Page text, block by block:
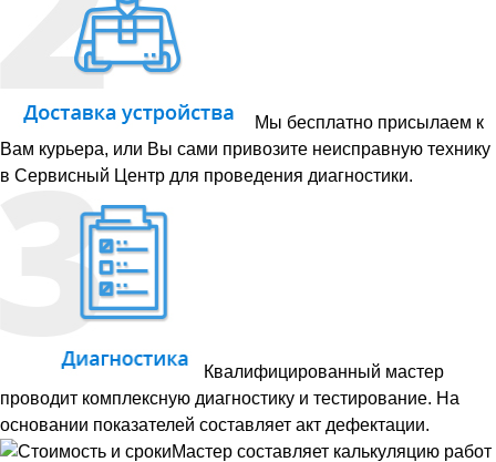
Мы бесплатно присылаем к
Вам курьера, или Вы сами привозите неисправную технику
в Сервисный Центр для проведения диагностики.
Квалифицированный мастер
проводит комплексную диагностику и тестирование. На
основании показателей составляет акт дефектации.
Мастер составляет калькуляцию работ